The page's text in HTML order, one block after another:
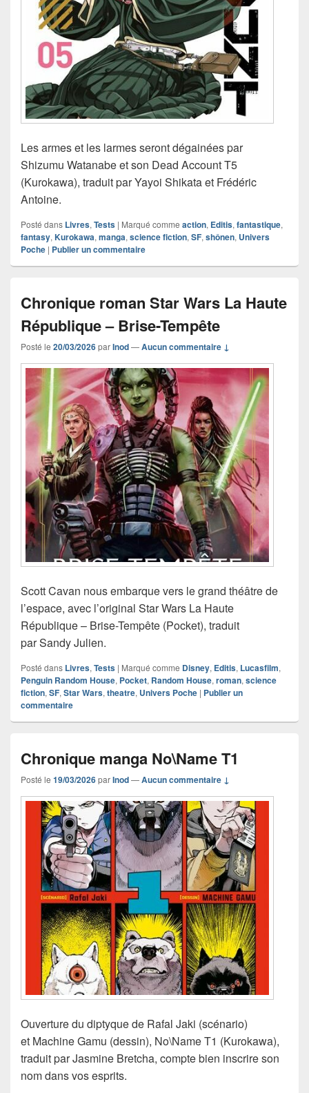
Les armes et les larmes seront dégainées par
Shizumu Watanabe et son Dead Account T5
(Kurokawa), traduit par Yayoi Shikata et Frédéric
Antoine.
Posté dans Livres,Tests | Marqué comme action, Editis,fantastique,
fantasy,Kurokawa,manga,science fiction,SF,shônen, Univers
Poche | Publier un commentaire
Chronique roman Star Wars La Haute
République – Brise-Tempête
Posté le 20/03/2026parInod—Aucun commentaire ↓
Scott Cavan nous embarque vers le grand théâtre de
l’espace, avec l’original Star Wars La Haute
République – Brise-Tempête (Pocket), traduit
par Sandy Julien.
Posté dans Livres, Tests | Marqué comme Disney, Editis, Lucasfilm,
Penguin Random House, Pocket, Random House, roman, science
fiction, SF, Star Wars, theatre, Univers Poche | Publier un
commentaire
Chronique manga No\Name T1
Posté le 19/03/2026parInod—Aucun commentaire ↓
Ouverture du diptyque de Rafal Jaki (scénario)
et Machine Gamu (dessin), No\Name T1 (Kurokawa),
traduit par Jasmine Bretcha, compte bien inscrire son
nom dans vos esprits.